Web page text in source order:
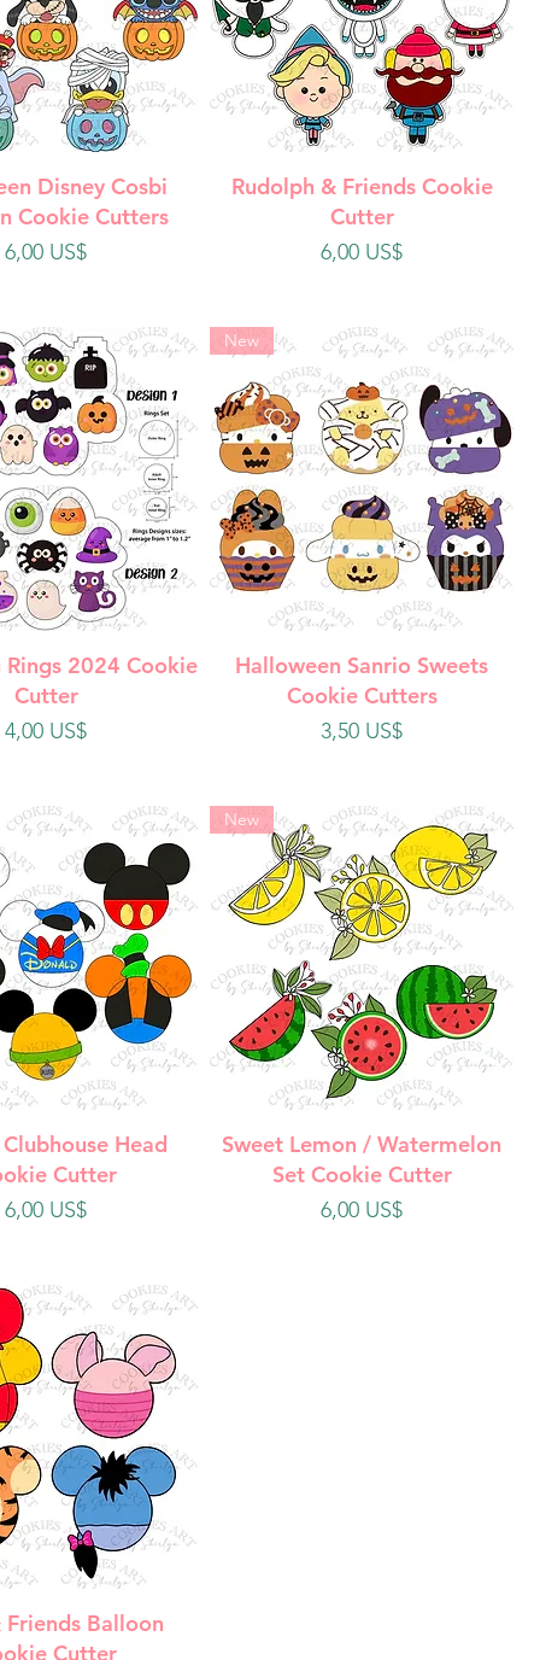
rápida
Disney Cosbi
Cookie Cutters
Precio
6,00 US$
Vista rápida
Rudolph & Friends Cookie
Cutter
Precio
6,00 US$
rápida
Rings 2024 Cookie
Cutter
Precio
4,00 US$
Vista rápida
New
Halloween Sanrio Sweets
Cookie Cutters
Precio
3,50 US$
rápida Head
Cutter
Precio
6,00 US$
Vista rápida
New
Sweet Lemon / Watermelon
Set Cookie Cutter
Precio
6,00 US$
rápida
Friends Balloon
Cutter